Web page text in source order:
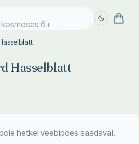
6+
Hasselblatt
hetkel veebipoes saadaval.